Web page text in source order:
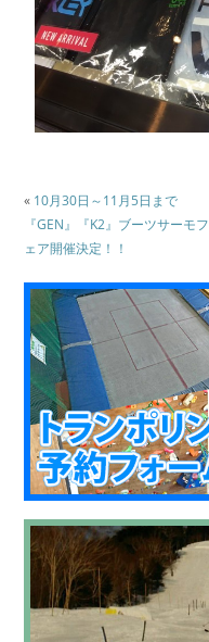
« 10月30日～11月5日まで
『GEN』『K2』ブーツサーモフ
ェア開催決定！！